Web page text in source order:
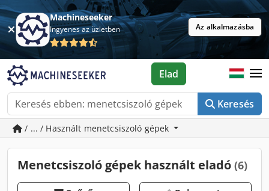
Machineseeker
Ingyenes az üzletben Az alkalmazásba
Keresés
Elad
/ ... / Használt menetcsiszoló gépek
Menetcsiszoló gépek használt eladó (6)